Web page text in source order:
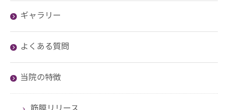
ギャラリー
よくある質問
当院の特徴